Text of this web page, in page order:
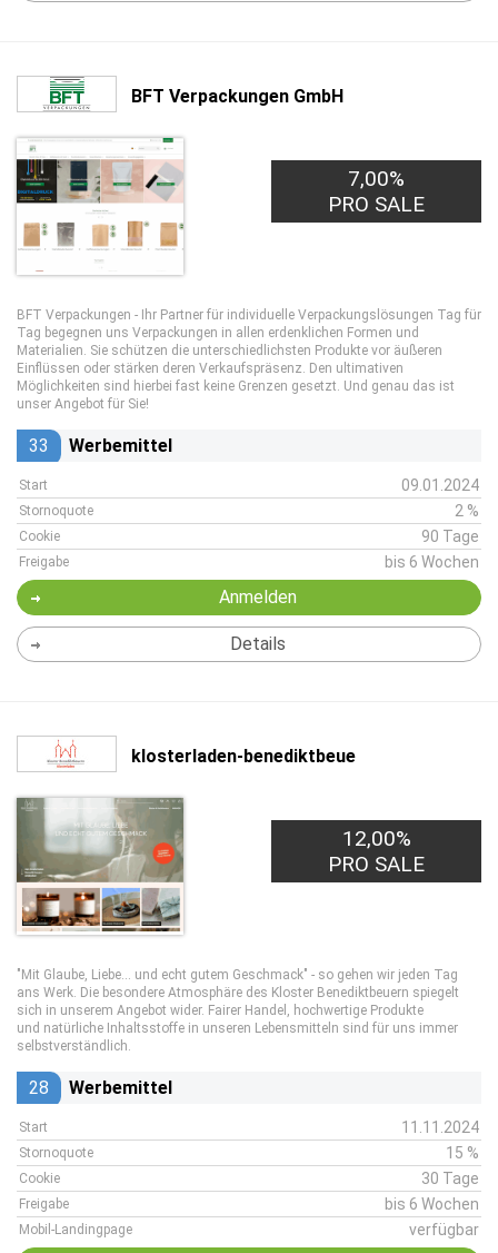
BFT Verpackungen GmbH
7,00%
PRO SALE
BFT Verpackungen - Ihr Partner für individuelle Verpackungslösungen Tag für
Tag begegnen uns Verpackungen in allen erdenklichen Formen und
Materialien. Sie schützen die unterschiedlichsten Produkte vor äußeren
Einflüssen oder stärken deren Verkaufspräsenz. Den ultimativen
Möglichkeiten sind hierbei fast keine Grenzen gesetzt. Und genau das ist
unser Angebot für Sie!
33 Werbemittel
Start 09.01.2024
Stornoquote 2 %
Cookie 90 Tage
Freigabe bis 6 Wochen
Anmelden
Details
klosterladen-benediktbeue
12,00%
PRO SALE
"Mit Glaube, Liebe... und echt gutem Geschmack" - so gehen wir jeden Tag
ans Werk. Die besondere Atmosphäre des Kloster Benediktbeuern spiegelt
sich in unserem Angebot wider. Fairer Handel, hochwertige Produkte
und natürliche Inhaltsstoffe in unseren Lebensmitteln sind für uns immer
selbstverständlich.
28 Werbemittel
Start 11.11.2024
Stornoquote 15 %
Cookie 30 Tage
Freigabe bis 6 Wochen
Mobil-Landingpage verfügbar